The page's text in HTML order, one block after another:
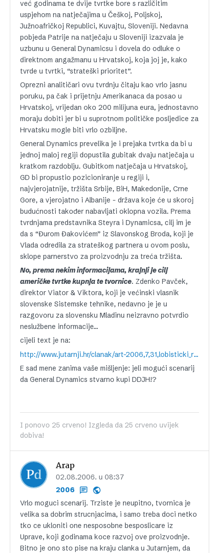
već godinama te dvije tvrtke bore s različitim
uspjehom na natječajima u Češkoj, Poljskoj,
Južnoafričkoj Republici, Kuvajtu, Sloveniji. Nedavna
pobjeda Patrije na natječaju u Sloveniji izazvala je
uzbunu u General Dynamicsu i dovela do odluke o
direktnom angažmanu u Hrvatskoj, koja joj je, kako
tvrde u tvrtki, “strateški prioritet”.
Oprezni analitičari ovu tvrdnju čitaju kao vrlo jasnu
poruku, pa čak i prijetnju Amerikanaca da posao u
Hrvatskoj, vrijedan oko 200 milijuna eura, jednostavno
moraju dobiti jer bi u suprotnom političke posljedice za
Hrvatsku mogle biti vrlo ozbiljne.
General Dynamics prevelika je i prejaka tvrtka da bi u
jednoj maloj regiji dopustila gubitak dvaju natječaja u
kratkom razdoblju. Gubitkom natječaja u Hrvatskoj,
GD bi propustio pozicioniranje u regiji i,
najvjerojatnije, tržišta Srbije, BiH, Makedonije, Crne
Gore, a vjerojatno i Albanije – država koje će u skoroj
budućnosti također nabavljati oklopna vozila. Prema
tvrdnjama predstavnika Steyra i Dynamicsa, cilj im je
da s “Đurom Đakovićem” iz Slavonskog Broda, koji je
Vlada odredila za strateškog partnera u ovom poslu,
sklope parnerstvo za proizvodnju za treća tržišta.
No, prema nekim informacijama, krajnji je cilj
američke tvrtke kupnja te tvornice. Zdenko Pavček,
direktor Viator & Viktora, koji je većinski vlasnik
slovenske Sistemske tehnike, nedavno je je u
razgovoru za slovensku Mladinu neizravno potvrdio
neslužbene informacije…
cijeli text je na:
http://www.jutarnji.hr/clanak/art-2006,7,31,lobisticki_rat,37889.jl
E sad mene zanima vaše mišljenje: jeli mogući scenarij
da General Dynamics stvarno kupi DDJH!?
I ponovo 25 crveno! Izgleda da 25 crveno uvijek
dobiva!
Arap
02.08.2006. u 08:37
2006
Vrlo moguci scenarij. Trziste je neupitno, tvornica je
velika sa dobrim strucnjacima, i samo treba doci netko
tko ce ukloniti one nesposobne besposlicare iz
Uprave, koji godinama koce razvoj ove proizvodnje.
Bitno je ono sto pise na kraju clanka u Jutarnjem, da